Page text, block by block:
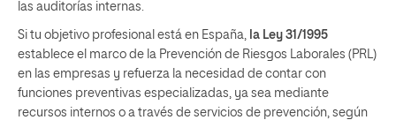
las auditorías internas.
Si tu objetivo profesional está en España, la Ley 31/1995
establece el marco de la Prevención de Riesgos Laborales (PRL)
en las empresas y refuerza la necesidad de contar con
funciones preventivas especializadas, ya sea mediante
recursos internos o a través de servicios de prevención, según